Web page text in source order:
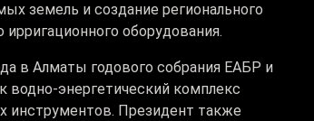
земель и создание регионального
оборудования.
в Алматы годового собрания ЕАБР и
водно-энергетический комплекс
инструментов. Президент также